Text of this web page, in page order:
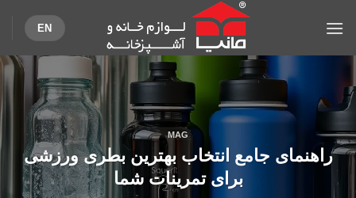
EN
MAG
راهنمای جامع انتخاب بهترین بطری ورزشی
برای تمرینات شما